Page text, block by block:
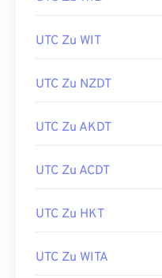
UTC Zu WIT
UTC Zu NZDT
UTC Zu AKDT
UTC Zu ACDT
UTC Zu HKT
UTC Zu WITA